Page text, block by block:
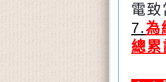
電
7.為
總累